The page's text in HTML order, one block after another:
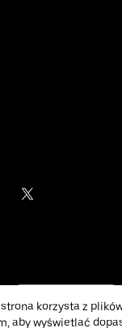
korzysta z
aby wyświetlać